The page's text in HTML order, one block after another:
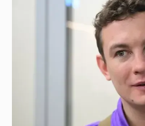
Никита Кологривый